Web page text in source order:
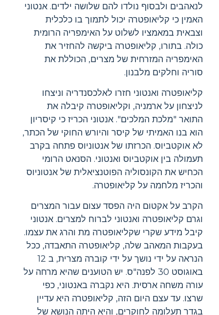
לנאהבים ולבסוף נולדו להם שלושה ילדים. אנטוני
האמין כי קליאופטרה יכול לתמוך בו כלכלית
וצבאית במאמציו לשלוט על האימפריה הרומית
כולה. בתורו, קליאופטרה ביקשה להחזיר את
האימפריה המזרחית של מצרים, הכוללת את
סוריה וחלקים מלבנון.
קליאופטרה ואנטוני חזרו לאלכסנדריה וניצחו
לניצחון על ארמניה, וקליאופטרה קיבלה את
התואר "מלכת המלכים". אנטוני הכריז כי קיסריון
הוא בנו האמיתי של קיסר והיורש החוקי של הכתר,
לא אוקטביוס. הכרזתו של אנטוניוס פתחה בקרב
תעמולה בין אוקטביוס ואנטוני. הסנאט הרומי
הכחיש את הקונסוליה הפוטנציאלית של אנטוניוס
והכריז מלחמה על קליאופטרה.
הקרב על אקטום היה הפסד עצום עבור המצרים
וגרם קליאופטרה ואנטוני לברוח למצרים. אנטוני
קיבל מידע שקרי שקליאופטרה מת והרג את עצמו.
בעקבות המאהב שלה, קליאופטרה התאבדה, ככל
הנראה על ידי נושך על ידי קוברה מצרית, ב 12
באוגוסט 30 לפנה"ס. יש הטוענים שהיא מרחה על
עורה משחה ארסית. היא נקברה באנטוני, כפי
שרצו. עד עצם היום הזה, קליאופטרה היא עדיין
בגדר תעלומה לחוקרים, והיא היתה הנושא של